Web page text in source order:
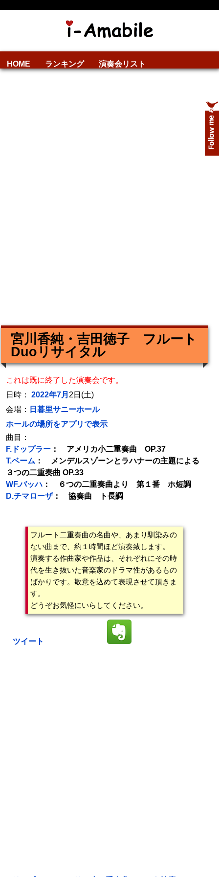
HOME ランキング 演奏会リスト
宮川香純・吉田徳子 フルート
Duoリサイタル
これは既に終了した演奏会です。
日時： 2022年7月 2日(土)
会場：
日暮里サニーホール
ホールの場所をアプリで表示
曲目：
F.ドップラー ： アメリカ小二重奏曲 OP.37
T.ベーム ： メンデルスゾーンとラハナーの主題による
３つの二重奏曲 OP.33
WF.バッハ ： ６つの二重奏曲より 第１番 ホ短調
D.チマローザ： 協奏曲 ト長調
フルート二重奏曲の名曲や、あまり馴染みの
ない曲まで、約１時間ほど演奏致します。
演奏する作曲家や作品は、それぞれにその時
代を生き抜いた音楽家のドラマ性があるもの
ばかりです。敬意を込めて表現させて頂きま
す。
どうぞお気軽にいらしてください。
ツイート